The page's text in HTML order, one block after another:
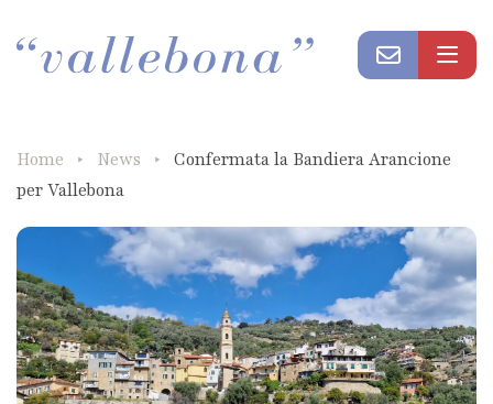
Home News
Confermata la Bandiera Arancione
per Vallebona